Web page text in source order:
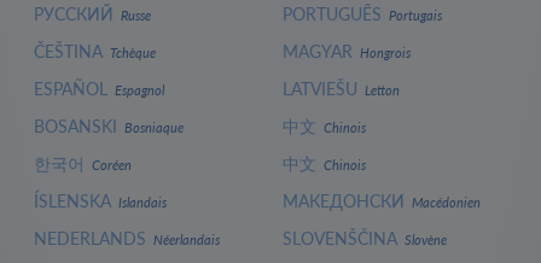
РУССКИЙ Russe
ČEŠTINA Tchèque
ESPAÑOL Espagnol
BOSANSKI Bosniaque
한국어 Coréen
ÍSLENSKA Islandais
NEDERLANDS Néerlandais
PORTUGUÊS Portugais
MAGYAR Hongrois
LATVIEŠU Letton
中文 Chinois
中文 Chinois
МАКЕДОНСКИ Macédonien
SLOVENŠČINA Slovène